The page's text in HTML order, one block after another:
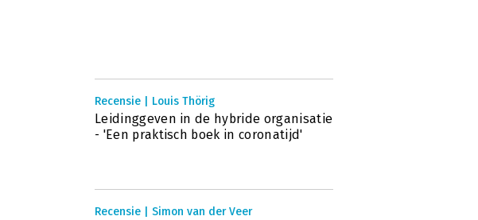
Recensie | Louis Thörig
Leidinggeven in de hybride organisatie
- 'Een praktisch boek in coronatijd'
Recensie | Simon van der Veer